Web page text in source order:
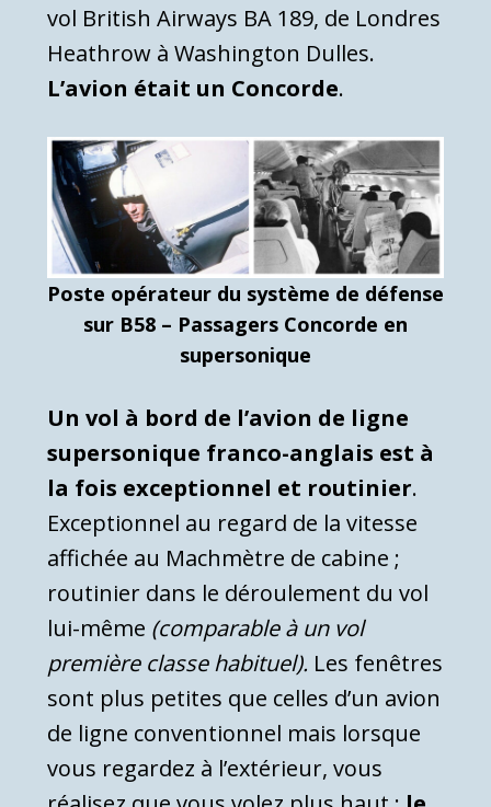
vol British Airways BA 189, de Londres
Heathrow à Washington Dulles.
L’avion était un Concorde.
Poste opérateur du système de défense
sur B58 – Passagers Concorde en
supersonique
Un vol à bord de l’avion de ligne
supersonique franco-anglais est à
la fois exceptionnel et routinier.
Exceptionnel au regard de la vitesse
affichée au Machmètre de cabine ;
routinier dans le déroulement du vol
lui-même (comparable à un vol
première classe habituel). Les fenêtres
sont plus petites que celles d’un avion
de ligne conventionnel mais lorsque
vous regardez à l’extérieur, vous